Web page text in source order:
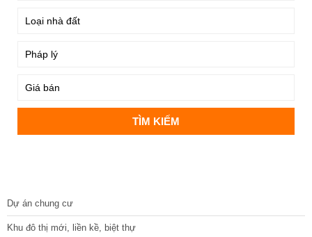
Dự án chung cư
Khu đô thị mới, liền kề, biệt thự